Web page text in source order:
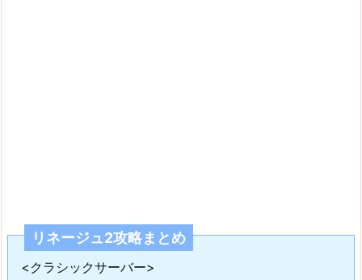
リネージュ2攻略まとめ
<クラシックサーバー>